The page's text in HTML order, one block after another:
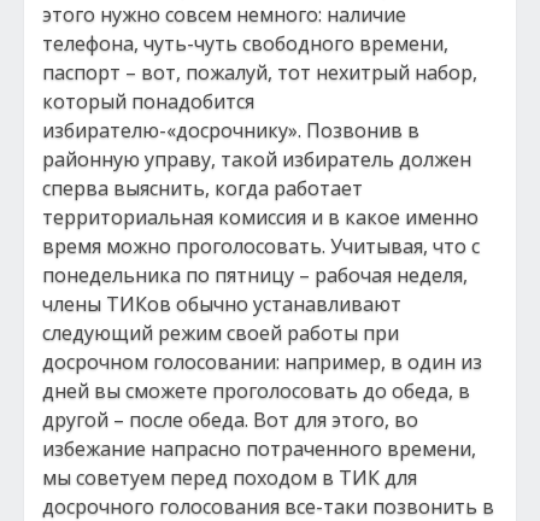
этого нужно совсем немного: наличие
телефона, чуть-чуть свободного времени,
паспорт – вот, пожалуй, тот нехитрый набор,
который понадобится
избирателю-«досрочнику». Позвонив в
районную управу, такой избиратель должен
сперва выяснить, когда работает
территориальная комиссия и в какое именно
время можно проголосовать. Учитывая, что с
понедельника по пятницу – рабочая неделя,
члены ТИКов обычно устанавливают
следующий режим своей работы при
досрочном голосовании: например, в один из
дней вы сможете проголосовать до обеда, в
другой – после обеда. Вот для этого, во
избежание напрасно потраченного времени,
мы советуем перед походом в ТИК для
досрочного голосования все-таки позвонить в